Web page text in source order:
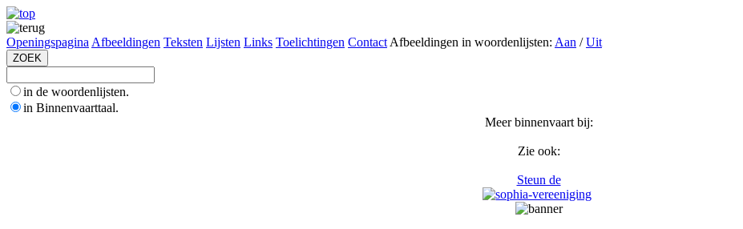
Openingspagina Afbeeldingen Teksten Lijsten Links Toelichtingen Contact Afbeeldingen in woordenlijsten: Aan /Uit
in de woordenlijsten.
in Binnenvaarttaal.
Meer binnenvaart bij:
Zie ook:
Steun de